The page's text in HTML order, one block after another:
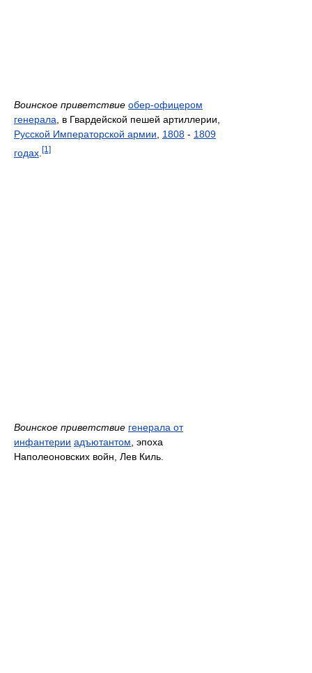
Воинское приветствие обер-офицером
генерала , в Гвардейской пешей артиллерии,
Русской Императорской армии
1808 - 1809
годах [1]
Воинское приветствие генерала от
инфантерии адъютантом , эпоха
Наполеоновских войн, Лев Киль.